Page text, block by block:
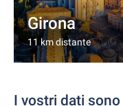
Girona
11 km distante
I vostri dati